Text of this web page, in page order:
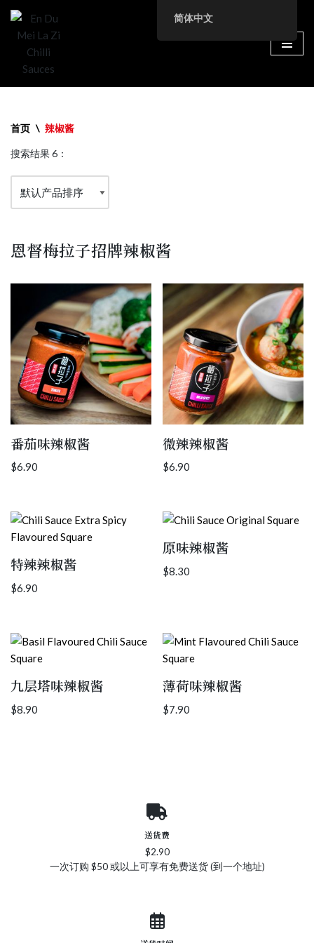
跳
文
首页 \ 辣椒酱
搜索结果 6：
恩督梅拉子招牌辣椒酱
番茄味辣椒酱
$6.90
微辣辣椒酱
$6.90
特辣辣椒酱
$6.90
原味辣椒酱
$8.30
九层塔味辣椒酱
$8.90
薄荷味辣椒酱
$7.90
送货费
$2.90
一次订购 $50 或以上可享有免费送货 (到一个地址)
简体中文